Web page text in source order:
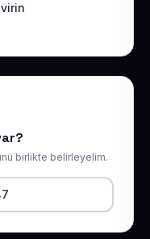
birlikte belirleyelim.